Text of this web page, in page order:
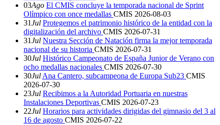
03Ago El CMIS concluye la temporada nacional de Sprint
Olímpico con once medallas CMIS 2026-08-03
31Jul Protegemos el patrimonio histórico de la entidad con la
digitalización del archivo CMIS 2026-07-31
31Jul Nuestra Sección de Natación firma la mejor temporada
nacional de su historia CMIS 2026-07-31
30Jul Histórico Campeonato de España Junior de Verano con
ocho medallas nacionales CMIS 2026-07-30
30Jul Ana Cantero, subcampeona de Europa Sub23 CMIS
2026-07-30
23Jul Recibimos a la Autoridad Portuaria en nuestras
Instalaciones Deportivas CMIS 2026-07-23
22Jul Horarios para actividades dirigidas del gimnasio del 3 al
16 de agosto CMIS 2026-07-22